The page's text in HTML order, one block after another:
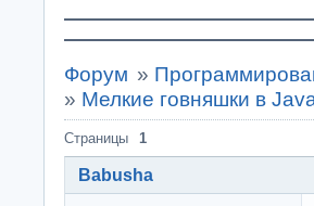
Форум »
» Мелкие говняшки в
Страницы 1
Babusha